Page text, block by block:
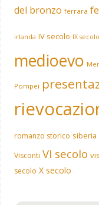
del bronzo ferrara
irlanda IV secolo IX secolo
medioevo
Pompei
romanzo storico siberia
Visconti VI secolo
secolo X secolo